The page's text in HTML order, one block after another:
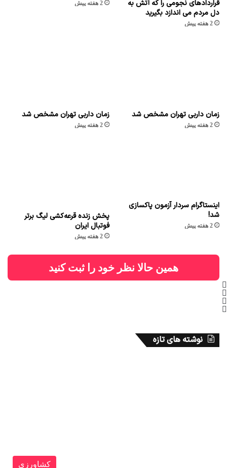
قراردادهای نجومی را که آتش به
دل مردم می اندازد بگیرید
2 هفته پیش
2 هفته پیش
زمان داربی تهران مشخص شد
2 هفته پیش
زمان داربی تهران مشخص شد
2 هفته پیش
اینستاگرام سردار آزمون پاکسازی
شد!
2 هفته پیش
پخش زنده قرعه‌کشی لیگ برتر
فوتبال ایران
2 هفته پیش
همین حالا نظر خود را ثبت کنید
نوشته های تازه